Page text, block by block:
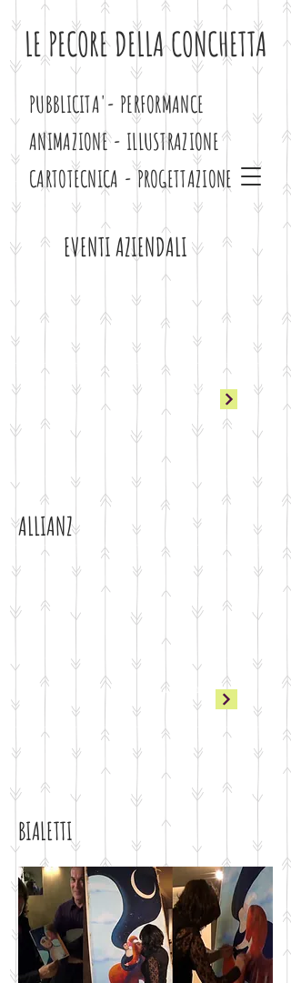
PUBBLICITA'- PERFORMANCE
ANIMAZIONE - ILLUSTRAZIONE
CARTOTECNICA - PROGETTAZIONE
LE PECORE DELLA CONCHETTA
EVENTI AZIENDALI
attiva audio
ALLIANZ
attiva audio
BIALETTI